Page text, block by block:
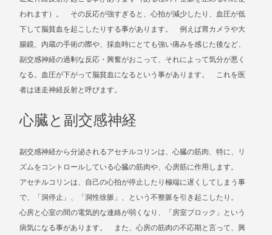
われます）。 その反応が強すぎると、心拍が減少したり、血圧が低
下して脳貧血を起こしたりする事があります。 例えば胃カメラや大
腸鏡、内蔵の手術の際や、採血時にとても強い痛みを感じた後など、
副交感神経の過剰な反応・興奮がおこって、それによって気分が悪く
なる。血圧が下がって脳貧血になるという事があります。 これを医
者は迷走神経反射と呼びます。
心臓と副交感神経
副交感神経から分泌されるアセチルコリンは、心臓の筋肉、特に、リ
ズムをコントロールしている心臓の筋肉や、心房筋に作用します。
アセチルコリンは、自己の心拍が停止したり極端に遅くしてしまう事
で、「洞停止」、「洞性徐脈」、という不整脈を引き起こしたり。
心房と心室の間の電気的な連絡が弱くなり、「房室ブロック」という
病気になる事があります。 また、心房の筋肉の不応期と言って、興